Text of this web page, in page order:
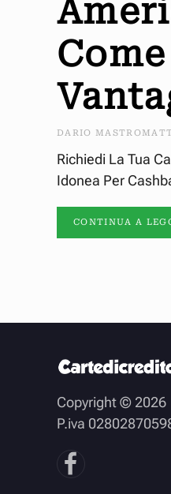
DARIO
Richiedi La Tua
Idonea Per
CONTINUA A
Copyright © 2026
P.iva